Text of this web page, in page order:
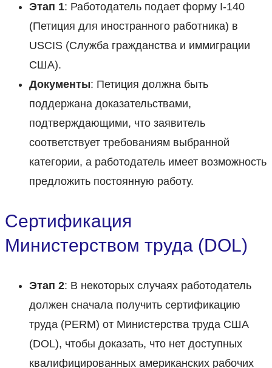
Этап 1: Работодатель подает форму I-140
(Петиция для иностранного работника) в
USCIS (Служба гражданства и иммиграции
США).
Документы: Петиция должна быть
поддержана доказательствами,
подтверждающими, что заявитель
соответствует требованиям выбранной
категории, а работодатель имеет возможность
предложить постоянную работу.
Сертификация
Министерством труда (DOL)
Этап 2: В некоторых случаях работодатель
должен сначала получить сертификацию
труда (PERM) от Министерства труда США
(DOL), чтобы доказать, что нет доступных
квалифицированных американских рабочих